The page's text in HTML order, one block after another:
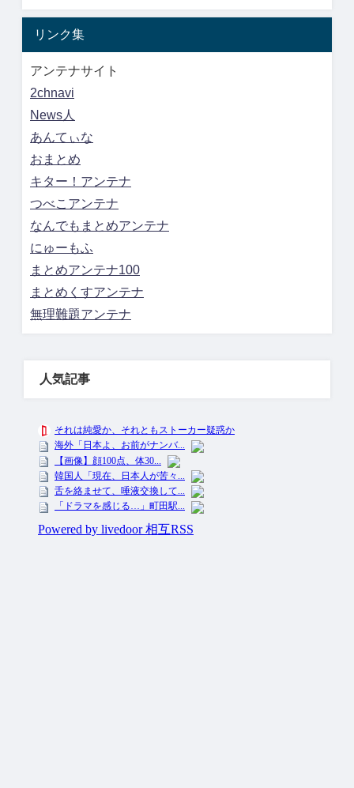
リンク集
アンテナサイト
2chnavi
News人
あんてぃな
おまとめ
キター！アンテナ
つべこアンテナ
なんでもまとめアンテナ
にゅーもふ
まとめアンテナ100
まとめくすアンテナ
無理難題アンテナ
人気記事